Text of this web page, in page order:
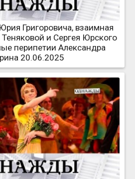
Григоровича, взаимная
и Сергея Юрского
перипетии Александра
20.06.2025